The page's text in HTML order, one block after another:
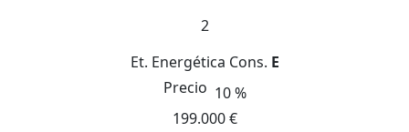
2
Et. Energética Cons. E
Precio 10 %
199.000 €